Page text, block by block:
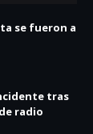
se fueron a
tras
radio